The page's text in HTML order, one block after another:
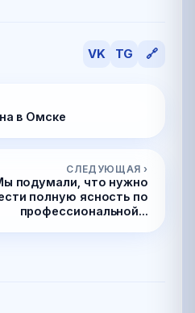
VK TG 🔗
в Омске
СЛЕДУЮЩАЯ ›
подумали, что нужно
полную ясность по
профессиональной...